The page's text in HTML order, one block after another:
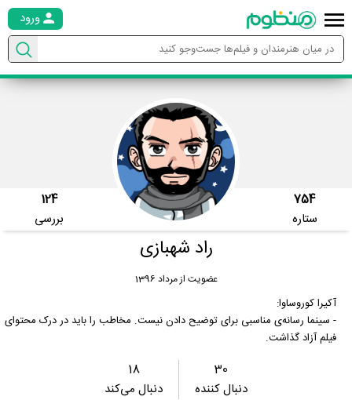
ورود
754
ستاره
124
بررسی
راد شهبازی
عضویت از مرداد 1396
آکیرا کوروساوا:
- سینما رسانه‌ی مناسبی برای توضیح دادن نیست. مخاطب را باید در درک محتوای
فیلم آزاد گذاشت.
30
دنبال کننده
18
دنبال می‌کند